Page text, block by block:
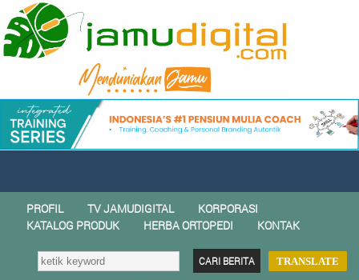
PROFIL TV JAMUDIGITAL
KORPORASI
KATALOG PRODUK
HERBA ORTOPEDI KONTAK
TRANSLATE